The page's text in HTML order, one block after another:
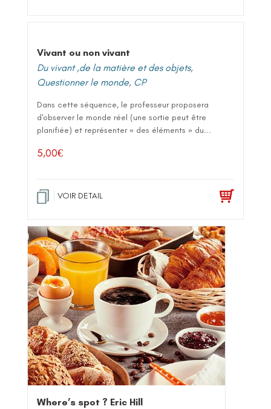
Vivant ou non vivant
Du vivant ,de la matière et des objets,
Questionner le monde, CP
Dans cette séquence, le professeur proposera
d'observer le monde réel (une sortie peut être
planifiée) et représenter « des éléments » du...
5,00€
VOIR DETAIL
Where’s spot ? Eric Hill